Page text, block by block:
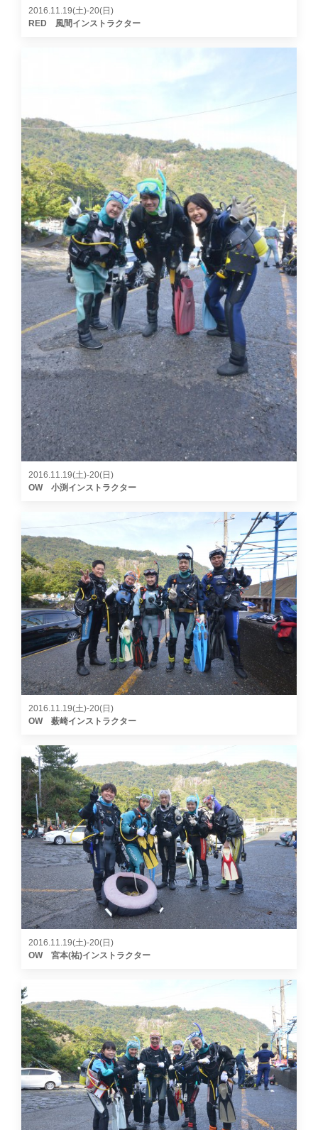
2016.11.19(土)-20(日)
RED 風間インストラクター
2016.11.19(土)-20(日)
OW 小渕インストラクター
2016.11.19(土)-20(日)
OW 薮崎インストラクター
2016.11.19(土)-20(日)
OW 宮本(祐)インストラクター